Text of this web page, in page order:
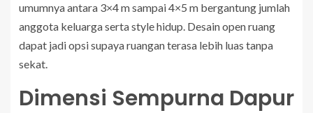
umumnya antara 3×4 m sampai 4×5 m bergantung jumlah
anggota keluarga serta style hidup. Desain open ruang
dapat jadi opsi supaya ruangan terasa lebih luas tanpa
sekat.
Dimensi Sempurna Dapur